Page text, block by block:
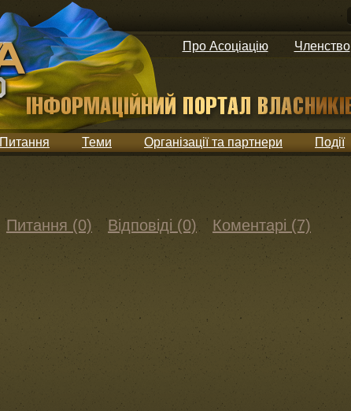
Про Асоціацію Членство
Питання Теми Організації та партнери Події
Питання (0) Відповіді (0) Коментарі (7)